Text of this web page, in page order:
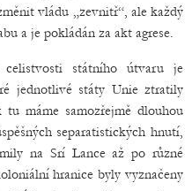
vládu „zevnitř“, ale každý
a je pokládán za akt agrese.
státního útvaru je
jednotlivé státy Unie ztratily
máme samozřejmě dlouhou
separatistických hnutí,
na Srí Lance až po různé
hranice byly vyznačeny